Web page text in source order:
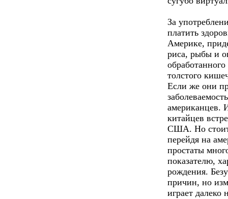
За
платить
Америке,
риса, рыбы и
толстого
Если же они
американцев.
китайцев
США. Но
перейдя на
простаты
показателю,
рождения.
причин, но
играет